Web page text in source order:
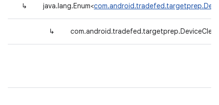
↳ java.lang.Enum<
↳